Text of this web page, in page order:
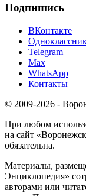
Подпишись
ВКонтакте
Telegram
Max
WhatsApp
Контакты
© 2009-2026 -
При любом
на сайт
обязательна.
Материалы,
Энциклопедия»
авторами или